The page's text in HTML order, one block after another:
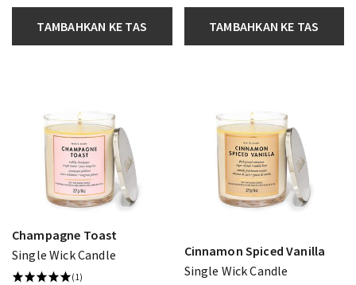
TAMBAHKAN KE TAS TAMBAHKAN KE TAS
Champagne Toast
Single Wick Candle
(1)
Cinnamon Spiced Vanilla
Single Wick Candle